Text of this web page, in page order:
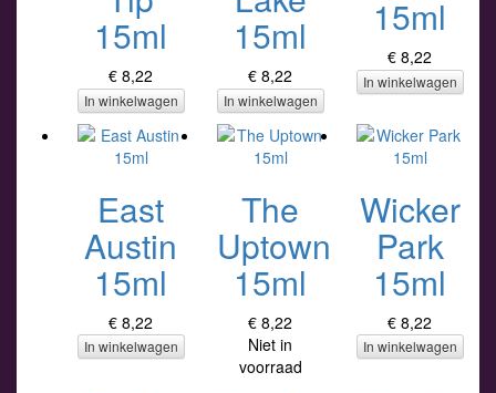
15ml
€ 8,22
In winkelwagen
15ml
€ 8,22
In winkelwagen
15ml
€ 8,22
In winkelwagen
East
Austin
15ml
€ 8,22
In winkelwagen
The
Uptown
15ml
€ 8,22
Niet in
voorraad
Wicker
Park
15ml
€ 8,22
In winkelwagen